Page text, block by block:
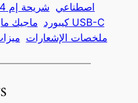
اصطناعي شريحة إم 4
كيبورد ماجيك
ملحقات USB-C
ملخصات الإشعارات